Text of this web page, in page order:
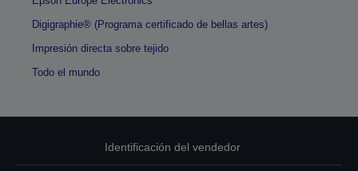
Digigraphie® (Programa certificado de bellas artes)
Impresión directa sobre tejido
Todo el mundo
Identificación del vendedor